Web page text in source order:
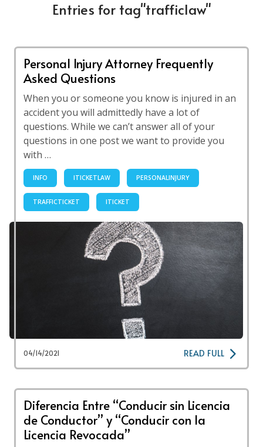
Entries for tag"trafficlaw"
Personal Injury Attorney Frequently
Asked Questions
When you or someone you know is injured in an
accident you will admittedly have a lot of
questions. While we can’t answer all of your
questions in one post we want to provide you
with …
INFO ITICKETLAW PERSONALINJURY
TRAFFICTICKET ITICKET
04/14/2021 READ FULL
Diferencia Entre “Conducir sin Licencia
de Conductor” y “Conducir con la
Licencia Revocada”